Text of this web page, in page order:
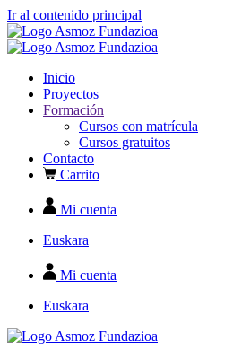
Ir al contenido principal
Inicio
Proyectos
Formación
Cursos con matrícula
Cursos gratuitos
Contacto
Carrito
Mi cuenta
Euskara
Mi cuenta
Euskara